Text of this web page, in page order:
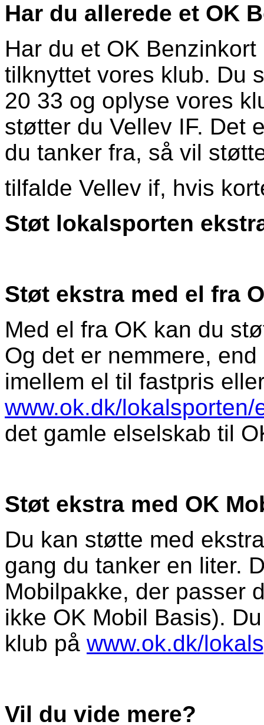
Har du allerede et OK
Har du et OK
tilknyttet vores klub. Du
20 33 og oplyse vores
støtter du Vellev IF. Det
du tanker fra, så vil
tilfalde Vellev if, hvis
Støt lokalsporten
Støt ekstra med el fra
Med el fra OK kan du
Og det er nemmere,
imellem el til fastpris
www.ok.dk/lokalsporten/
det gamle elselskab til
Støt ekstra med OK
Du kan støtte med
gang du tanker en liter.
Mobilpakke, der passer
ikke OK Mobil Basis).
klub på www.ok.dk/
Vil du vide mere?